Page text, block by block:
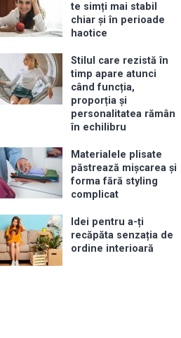
te simți mai stabil
chiar și în perioade
haotice
Stilul care rezistă în
timp apare atunci
când funcția,
proporția și
personalitatea rămân
în echilibru
Materialele plisate
păstrează mișcarea și
forma fără styling
complicat
Idei pentru a-ți
recăpăta senzația de
ordine interioară